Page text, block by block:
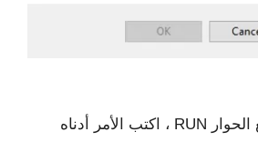
في مربع الحوار RUN ، اكتب الأمر أدناه